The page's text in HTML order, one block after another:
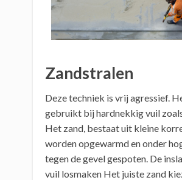
Zandstralen
Deze techniek is vrij agressief.
gebruikt bij hardnekkig vuil
Het zand, bestaat uit kleine
worden opgewarmd en onder
tegen de gevel gespoten. De
vuil losmaken Het juiste zand